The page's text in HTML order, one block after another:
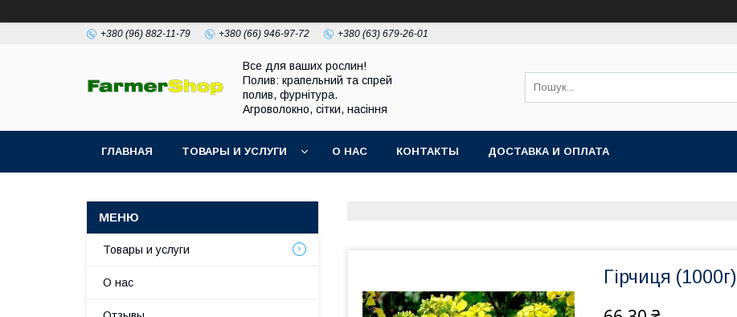
+380 (96) 882-11-79 +380 (66) 946-97-72 +380 (63) 679-26-01
Все для ваших рослин!
Полив: крапельний та спрей
полив, фурнітура.
Агроволокно, сітки, насіння
ГЛАВНАЯ ТОВАРЫ И УСЛУГИ О НАС КОНТАКТЫ ДОСТАВКА И ОПЛАТА
Гірчиця (1000г)
Товары и услуги
О нас